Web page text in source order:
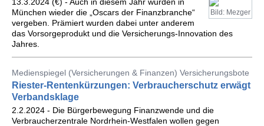
Bild: Mezger
München wieder die „Oscars der Finanzbranche“
vergeben. Prämiert wurden dabei unter anderem
das Vorsorgeprodukt und die Versicherungs-Innovation des
Jahres.
Medienspiegel (Versicherungen & Finanzen) Versicherungsbote
Riester-Rentenkürzungen: Verbraucherschutz erwägt
Verbandsklage
2.2.2024 - Die Bürgerbewegung Finanzwende und die
Verbraucherzentrale Nordrhein-Westfalen wollen gegen